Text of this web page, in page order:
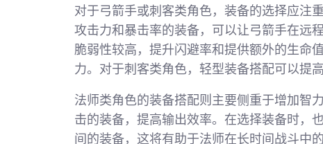
对于弓箭手或刺客类角色，装备的选择应注
攻击力和暴击率的装备，可以让弓箭手在远
脆弱性较高，提升闪避率和提供额外的生命
力。对于刺客类角色，轻型装备搭配可以提
法师类角色的装备搭配则主要侧重于增加智
击的装备，提高输出效率。在选择装备时，
间的装备，这将有助于法师在长时间战斗中